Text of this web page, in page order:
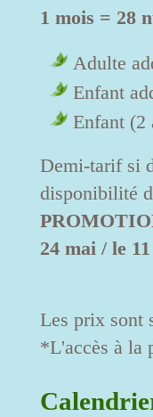
1 mois = 28
Adulte
Enfant
Enfant (2
Demi-tarif si
disponibilité
24 mai / le
Les prix sont
*L'accès à la